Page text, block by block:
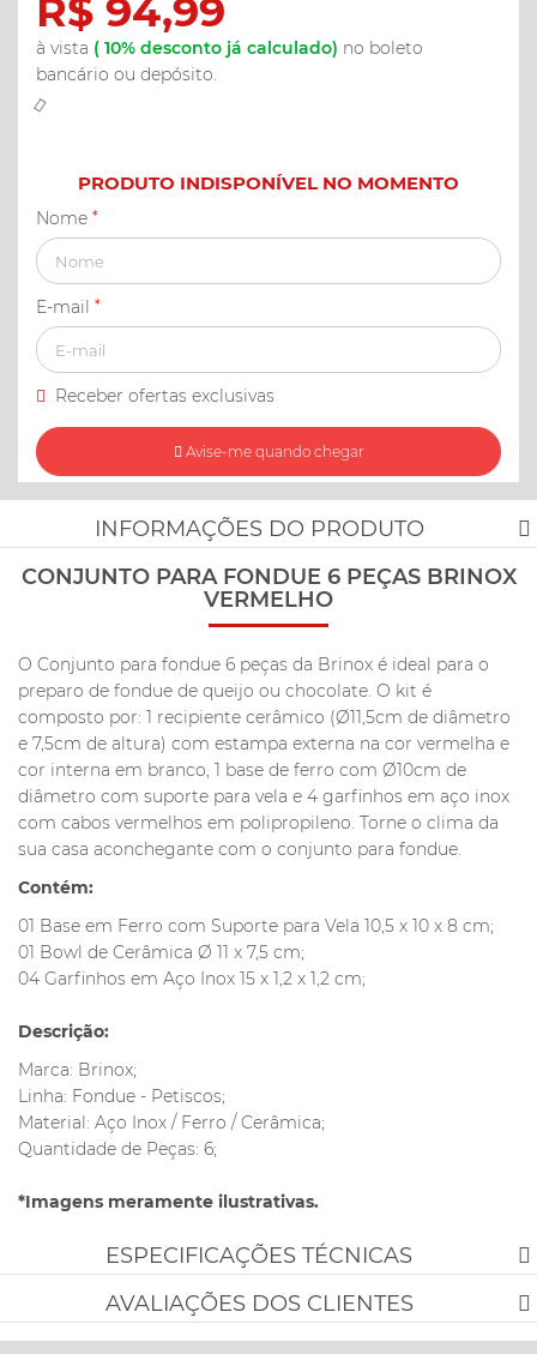
R$ 94,99
à vista ( 10% desconto já calculado) no boleto
bancário ou depósito.
PRODUTO INDISPONÍVEL NO MOMENTO
Nome *
E-mail *
Receber ofertas exclusivas
Avise-me quando chegar
INFORMAÇÕES DO PRODUTO
CONJUNTO PARA FONDUE 6 PEÇAS BRINOX
VERMELHO
O Conjunto para fondue 6 peças da Brinox é ideal para o
preparo de fondue de queijo ou chocolate. O kit é
composto por: 1 recipiente cerâmico (Ø11,5cm de diâmetro
e 7,5cm de altura) com estampa externa na cor vermelha e
cor interna em branco, 1 base de ferro com Ø10cm de
diâmetro com suporte para vela e 4 garfinhos em aço inox
com cabos vermelhos em polipropileno. Torne o clima da
sua casa aconchegante com o conjunto para fondue.
Contém:
01 Base em Ferro com Suporte para Vela 10,5 x 10 x 8 cm;
01 Bowl de Cerâmica Ø 11 x 7,5 cm;
04 Garfinhos em Aço Inox 15 x 1,2 x 1,2 cm;
Descrição:
Marca: Brinox;
Linha: Fondue - Petiscos;
Material: Aço Inox / Ferro / Cerâmica;
Quantidade de Peças: 6;
*Imagens meramente ilustrativas.
ESPECIFICAÇÕES TÉCNICAS
AVALIAÇÕES DOS CLIENTES